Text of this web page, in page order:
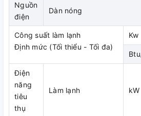
- Vận hành êm
- Điều hòa không khí đồng thời cho 2
gió (thông gió mở)
Khi điều hòa đồng thời cả 2 phòng,
phải được tuần hoàn trở lại máy điều
này, phải lắp hệ thống thông gió cho
cửa thông gió ngăn trên vách tường
phòng.
Nguồn
điện
Dàn nóng
Công suất làm lạnh
Định mức (Tối thiểu - Tối đa)
Kw
Điện
năng
tiêu
thụ
Làm lạnh kW